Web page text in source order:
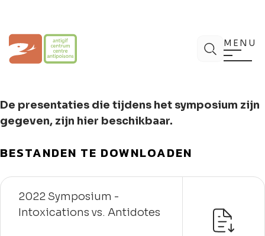
inhoud
Antigifcentrum ZoekMENU
De presentaties die tijdens het symposium zijn
gegeven, zijn hier beschikbaar.
BESTANDEN TE DOWNLOADEN
2022 Symposium -
Intoxications vs. Antidotes